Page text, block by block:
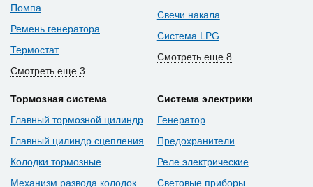
Помпа
Ремень генератора
Термостат
Смотреть еще 3
Свечи накала
Система LPG
Смотреть еще 8
Тормозная система
Главный тормозной цилиндр
Главный цилиндр сцепления
Колодки тормозные
Механизм развода колодок
Система электрики
Генератор
Предохранители
Реле электрические
Световые приборы